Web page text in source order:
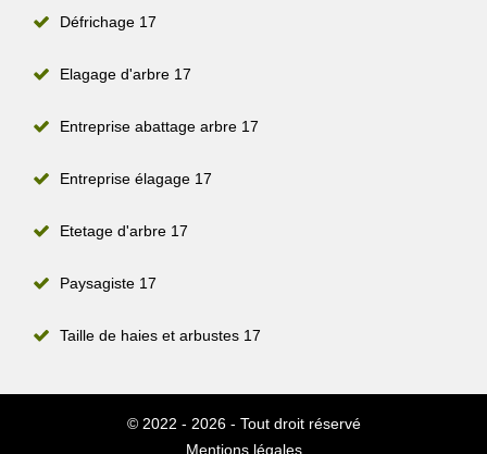
Défrichage 17
Elagage d'arbre 17
Entreprise abattage arbre 17
Entreprise élagage 17
Etetage d'arbre 17
Paysagiste 17
Taille de haies et arbustes 17
© 2022 - 2026 - Tout droit réservé
Mentions légales